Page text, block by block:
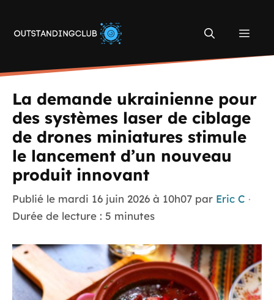
contenu
La demande ukrainienne pour
des systèmes laser de ciblage
de drones miniatures stimule
le lancement d’un nouveau
produit innovant
Publié le mardi 16 juin 2026 à 10h07 par Eric C ·
Durée de lecture : 5 minutes